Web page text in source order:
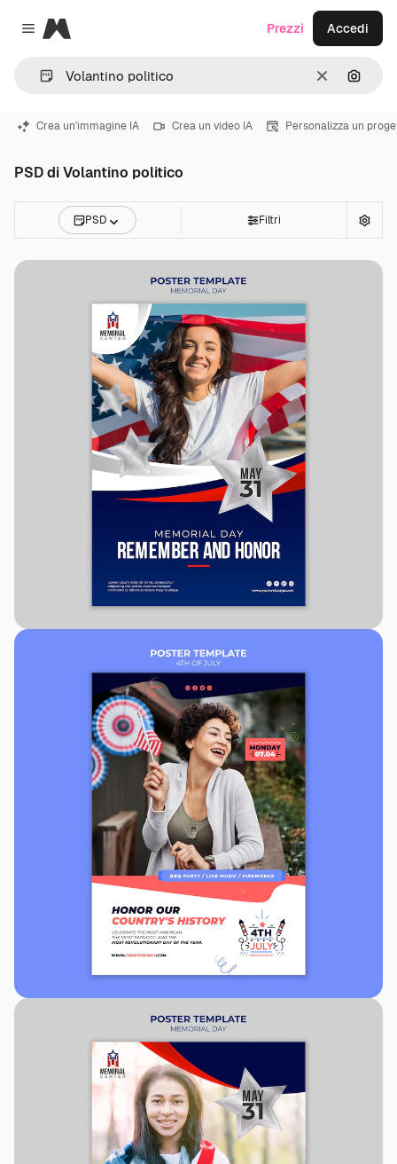
Close menu
Magnific
CancellaCerca
Prezzi Accedi
Crea un'immagine IA Crea un video IA Personalizza un
PSD di Volantino politico
PSD Filtri